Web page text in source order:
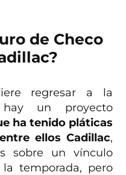
de Checo
regresar a la
un proyecto
ha tenido pláticas
ellos Cadillac,
sobre un vínculo
temporada, pero